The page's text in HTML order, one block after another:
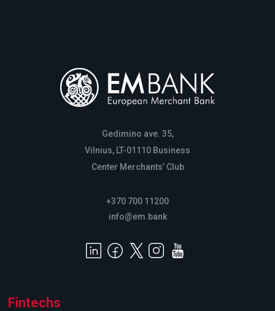
Gedimino ave. 35,
Vilnius, LT-01110 Business
Center Merchants’ Club
+370 700 11200
info@em.bank
Fintechs